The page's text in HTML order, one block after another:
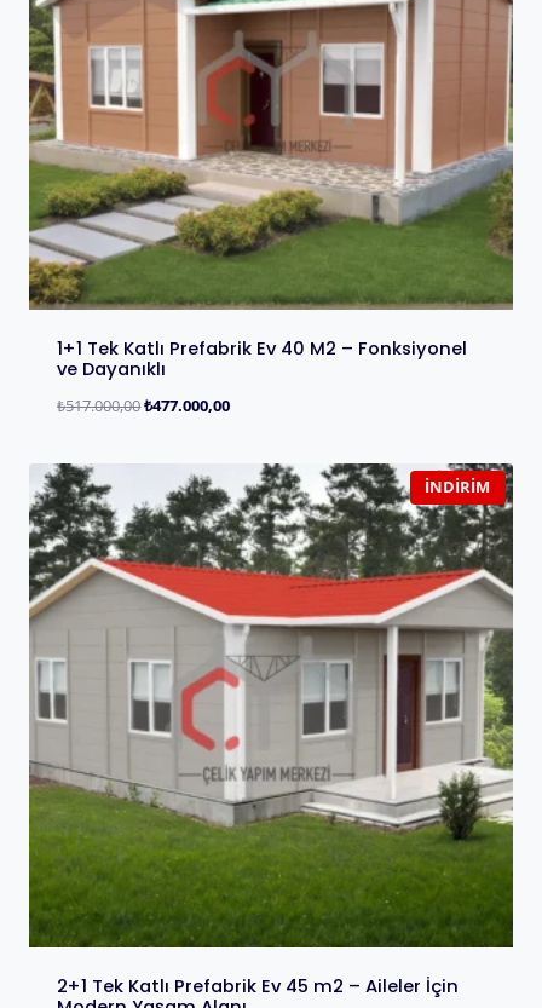
1+1 Tek Katlı Prefabrik Ev 40 M2 – Fonksiyonel
ve Dayanıklı
₺517.000,00₺477.000,00
İNDIRIM
2+1 Tek Katlı Prefabrik Ev 45 m2 – Aileler İçin